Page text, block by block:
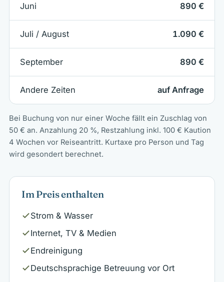
Juni 890 €
Juli / August 1.090 €
September 890 €
Andere Zeiten auf Anfrage
Bei Buchung von nur einer Woche fällt ein Zuschlag von
50 € an. Anzahlung 20 %, Restzahlung inkl. 100 € Kaution
4 Wochen vor Reiseantritt. Kurtaxe pro Person und Tag
wird gesondert berechnet.
Im Preis enthalten
Strom & Wasser
Internet, TV & Medien
Endreinigung
Deutschsprachige Betreuung vor Ort